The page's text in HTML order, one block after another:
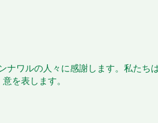
ワルの人々に感謝します。私たち
意を表します。